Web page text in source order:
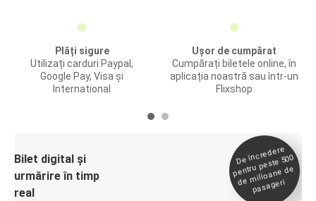
Plăți sigure
Utilizați carduri Paypal,
Google Pay, Visa și
International
Ușor de cumpărat
Cumpărați biletele online, în
aplicația noastră sau într-un
Flixshop
Bilet digital și
urmărire în timp
real
De încredere
pentru peste 500
de
milioane de
pasageri